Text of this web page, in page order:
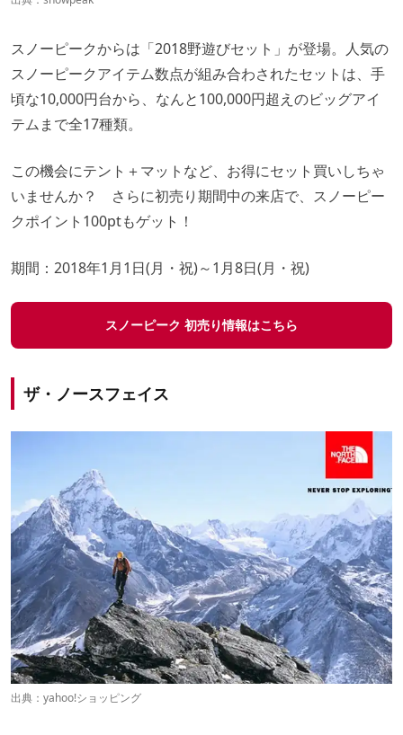
スノーピークからは「2018野遊びセット」が登場。人気の
スノーピークアイテム数点が組み合わされたセットは、手
頃な10,000円台から、なんと100,000円超えのビッグアイ
テムまで全17種類。
この機会にテント＋マットなど、お得にセット買いしちゃ
いませんか？ さらに初売り期間中の来店で、スノーピー
クポイント100ptもゲット！
期間：2018年1月1日(月・祝)～1月8日(月・祝)
スノーピーク 初売り情報はこちら
ザ・ノースフェイス
出典： yahoo!ショッピング